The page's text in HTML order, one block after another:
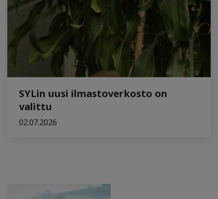
SYLin uusi ilmastoverkosto on
valittu
02.07.2026